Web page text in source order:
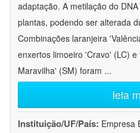
adaptação. A metilação do
plantas, podendo ser alterada
Combinações laranjeira
enxertos limoeiro 'Cravo' (LC)
Maravilha' (SM) foram ...
leia
Instituição/UF/País: Empresa